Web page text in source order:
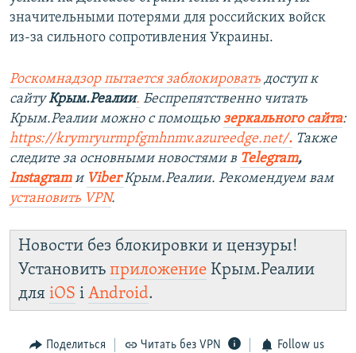
значительными потерями для российских войск
из-за сильного сопротивления Украины.
Роскомнадзор пытается заблокировать доступ к
сайтуКрым.Реалии. Беспрепятственно читать
Крым.Реалии можно с помощью зеркального сайта:
https://krymryurmpfgmhnmv.azureedge.net/. Также
следите за основными новостями в Telegram,
Instagram и ViberКрым.Реалии. Рекомендуем вам
установить VPN.
Новости без блокировки и цензуры!
Установить приложение Крым.Реалии
для iOS і Android.
Поделиться Читать без VPN Follow us